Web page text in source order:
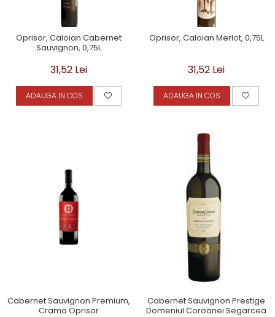
Oprisor, Caloian Cabernet
Sauvignon, 0,75L
31,52 Lei
ADAUGA IN COS
Oprisor, Caloian Merlot, 0,75L
31,52 Lei
ADAUGA IN COS
Cabernet Sauvignon Premium,
Crama Oprisor
Cabernet Sauvignon Prestige
Domeniul Coroanei Segarcea